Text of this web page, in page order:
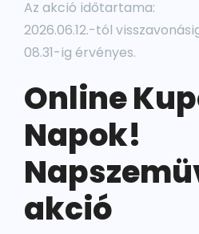
Az akció időtartama:
2026.06.12.-tól
08.31-ig érvényes.
Online
Napok!
akció